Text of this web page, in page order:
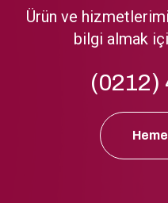
Ürün ve
bilgi almak
(0212)